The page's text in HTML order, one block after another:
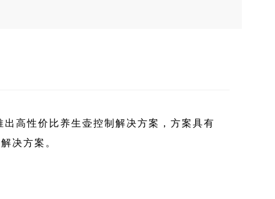
高性价比养生壶控制解决方案，方案具有
决方案。